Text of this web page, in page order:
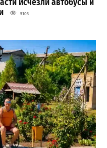
исчезли автобусы и
5103